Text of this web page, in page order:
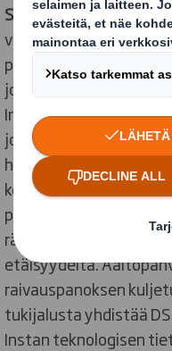
Suomalainenpalkittu
valmistettu pakkaus ja
patentoimalle Insta Safe
jonka avulla
Insta Safe EOD™ on
joka soveltuu
humanitaariseen
koostuu droonista ja
pakatusta
räjäyttää miinat ja
etäisyydeltä.
raivauspanoksen
tukijalusta yhdistää
Instan teknologisen